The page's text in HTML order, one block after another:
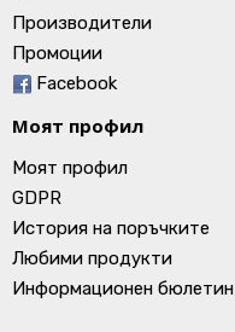
Производители
Промоции
Facebook
Моят профил
Моят профил
GDPR
История на поръчките
Любими продукти
Информационен бюлетин